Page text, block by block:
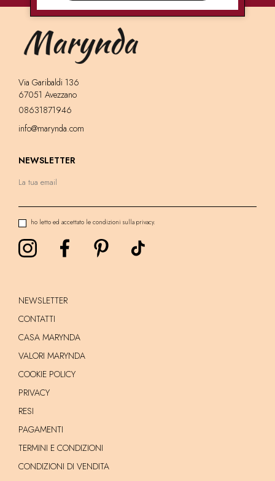
Via Garibaldi 136
67051 Avezzano
08631871946
info@marynda.com
NEWSLETTER
ho letto ed accettato le condizioni sulla privacy.
NEWSLETTER
CONTATTI
CASA MARYNDA
VALORI MARYNDA
COOKIE POLICY
PRIVACY
RESI
PAGAMENTI
TERMINI E CONDIZIONI
CONDIZIONI DI VENDITA